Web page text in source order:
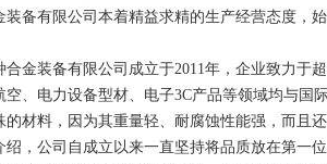
装备有限公司本着精益求精的生产经营态度，
装备有限公司成立于2011年，企业致力于
、电力设备型材、电子3C产品等领域均与国
料，因为其重量轻、耐腐蚀性能强，而且
，公司自成立以来一直坚持将品质放在第一